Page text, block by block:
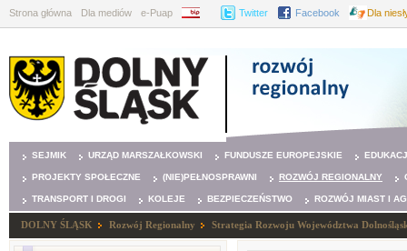
Strona główna Dla mediów e-Puap BIP Twitter Facebook Dla
SEJMIK URZĄD MARSZAŁKOWSKI FUNDUSZE EUROPEJSKIE
PROJEKTY SPOŁECZNE (NIE)PEŁNOSPRAWNI ROZWÓJ REGIONALNY
TRANSPORT I DROGI KOLEJE BEZPIECZEŃSTWO ROZWÓJ MIAST I
DOLNY ŚLĄSK Rozwój Regionalny Strategia Rozwoju Województwa